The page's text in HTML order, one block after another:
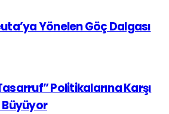
Yönelen Göç Dalgası
Politikalarına Karşı
Büyüyor